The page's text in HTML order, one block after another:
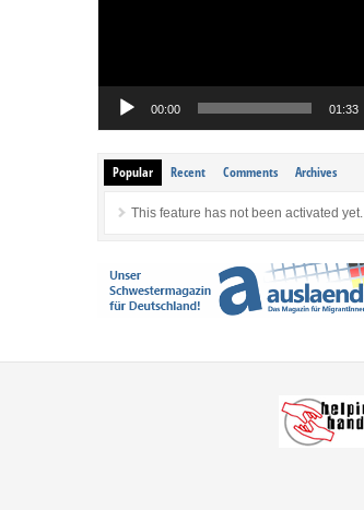
00:00 01:33
Popular Recent Comments Archives
This feature has not been activated yet.